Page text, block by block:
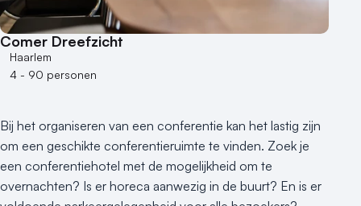
100 - 250 personen
250 - 500 personen
500+ personen
Bijzondere locaties
Duurzame locatie
Groene locatie
Heisessie
Hotel
Comer Dreefzicht
Haarlem
4 - 90 personen
Bij het organiseren van een conferentie kan het lastig zijn
om een geschikte conferentieruimte te vinden. Zoek je
een conferentiehotel met de mogelijkheid om te
overnachten? Is er horeca aanwezig in de buurt? En is er